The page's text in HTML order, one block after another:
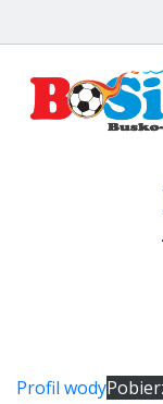
Profil wody